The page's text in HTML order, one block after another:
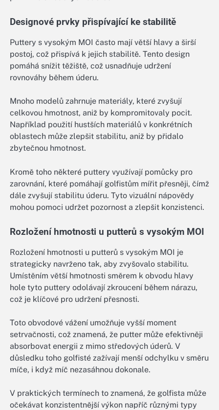
Designové prvky přispívající ke stabilitě
Puttery s vysokým MOI často mají větší hlavy a širší
postoj, což přispívá k jejich stabilitě. Tento design
pomáhá snížit těžiště, což usnadňuje udržení
rovnováhy během úderu.
Mnoho modelů zahrnuje materiály, které zvyšují
celkovou hmotnost, aniž by kompromitovaly pocit.
Například použití hustších materiálů v konkrétních
oblastech může zlepšit stabilitu, aniž by přidalo
zbytečnou hmotnost.
Kromě toho některé puttery využívají pomůcky pro
zarovnání, které pomáhají golfistům mířit přesněji, čímž
dále zvyšují stabilitu úderu. Tyto vizuální nápovědy
mohou pomoci udržet pozornost a zlepšit konzistenci.
Rozložení hmotnosti u putterů s vysokým MOI
Rozložení hmotnosti u putterů s vysokým MOI je
strategicky navrženo tak, aby zvyšovalo stabilitu.
Umístěním větší hmotnosti směrem k obvodu hlavy
hole tyto puttery odolávají zkroucení během nárazu,
což je klíčové pro udržení přesnosti.
Toto obvodové vážení umožňuje vyšší moment
setrvačnosti, což znamená, že putter může efektivněji
absorbovat energii z mimo středových úderů. V
důsledku toho golfisté zažívají menší odchylku v směru
míče, i když míč nezasáhnou dokonale.
V praktických termínech to znamená, že golfista může
očekávat konzistentnější výkon napříč různými typy